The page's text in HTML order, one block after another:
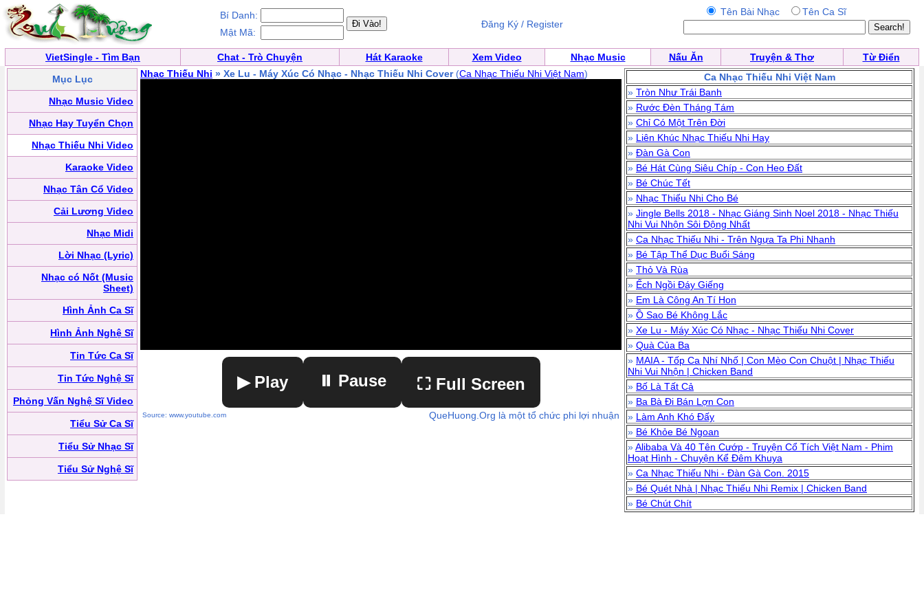
Bí Danh:
Mật Mã:
Đăng Ký / Register
Tên Bài Nhạc Tên Ca Sĩ
VietSingle - Tìm Bạn Chat - Trò Chuyện Hát Karaoke Xem Video Nhạc Music Nấu Ăn Truyện & Thơ
Từ Điển
Mục Lục
Nhạc Music Video
Nhạc Hay Tuyển Chọn
Nhạc Thiếu Nhi Video
Karaoke Video
Nhạc Tân Cổ Video
Cải Lương Video
Nhạc Midi
Lời Nhạc (Lyric)
Nhạc có Nốt (Music
Sheet)
Hình Ảnh Ca Sĩ
Hình Ảnh Nghệ Sĩ
Tin Tức Ca Sĩ
Tin Tức Nghệ Sĩ
Phỏng Vấn Nghệ Sĩ Video
Tiểu Sử Ca Sĩ
Tiểu Sử Nhạc Sĩ
Tiểu Sử Nghệ Sĩ
Nhạc Thiếu Nhi » Xe Lu - Máy Xúc Có Nhạc - Nhạc Thiếu Nhi Cover(Ca Nhạc Thiếu Nhi Việt Nam)
▶ Play ⏸ Pause ⛶ Full Screen
Source: www.youtube.com QueHuong.Org là một tổ chức phi lợi nhuận
Ca Nhạc Thiếu Nhi Việt Nam
» Tròn Như Trái Banh
» Rước Đèn Tháng Tám
» Chỉ Có Một Trên Đời
» Liên Khúc Nhạc Thiếu Nhi Hay
» Đàn Gà Con
» Bé Hát Cùng Siêu Chíp - Con Heo Đất
» Bé Chúc Tết
» Nhạc Thiếu Nhi Cho Bé
» Jingle Bells 2018 - Nhạc Giáng Sinh Noel 2018 - Nhạc Thiếu
Nhi Vui Nhộn Sôi Động Nhất
» Ca Nhạc Thiếu Nhi - Trên Ngựa Ta Phi Nhanh
» Bé Tập Thể Dục Buổi Sáng
» Thỏ Và Rùa
» Ếch Ngồi Đáy Giếng
» Em Là Công An Tí Hon
» Ồ Sao Bé Không Lắc
» Xe Lu - Máy Xúc Có Nhạc - Nhạc Thiếu Nhi Cover
» Quà Của Ba
» MAIA - Tốp Ca Nhí Nhố | Con Mèo Con Chuột | Nhạc Thiếu
Nhi Vui Nhộn | Chicken Band
» Bố Là Tất Cả
» Ba Bà Đi Bán Lợn Con
» Làm Anh Khó Đấy
» Bé Khỏe Bé Ngoan
»Alibaba Và 40 Tên Cướp - Truyện Cổ Tích Việt Nam - Phim
Hoạt Hình - Chuyện Kể Đêm Khuya
» Ca Nhạc Thiếu Nhi - Đàn Gà Con. 2015
» Bé Quét Nhà | Nhạc Thiếu Nhi Remix | Chicken Band
» Bé Chút Chít